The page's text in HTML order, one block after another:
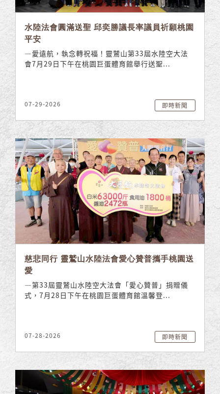
水陸法會圓滿送聖 邱奕勝議長率議員祈願桃園
平安
—愛遠航，執念轉祝福！靈鷲山第33屆水陸空大法
會7月29日下午在桃園巨蛋體育館舉行送聖...
07-29-2026 即時新聞
慈悲同行 靈鷲山水陸法會愛心贊普攜手桃園送
愛
—第33屆靈鷲山水陸空大法會「愛心贊普」捐贈儀
式，7月28日下午在桃園巨蛋體育館溫馨登...
07-28-2026 即時新聞